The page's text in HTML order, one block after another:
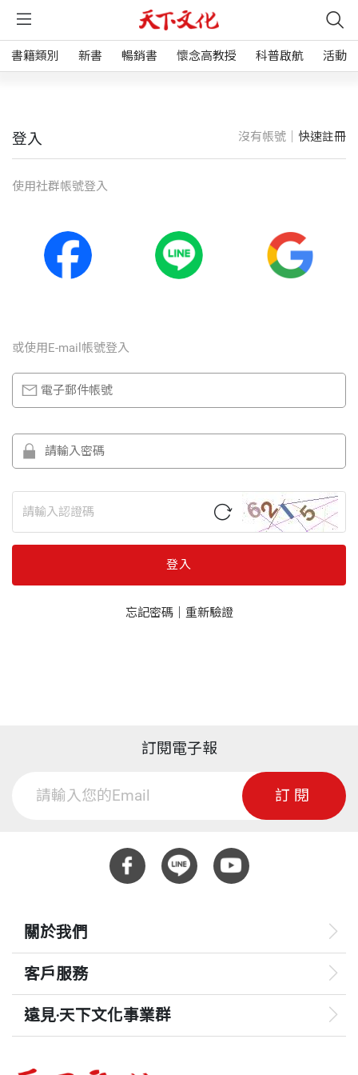
書籍類別 新書 暢銷書 懷念高教授 科普啟航 活動
登入 沒有帳號｜ 快速註冊
使⽤社群帳號登入
或使⽤E-mail帳號登入
登入
忘記密碼｜ 重新驗證
訂閱電子報
訂閱
關於我們
客戶服務
遠見‧天下文化事業群